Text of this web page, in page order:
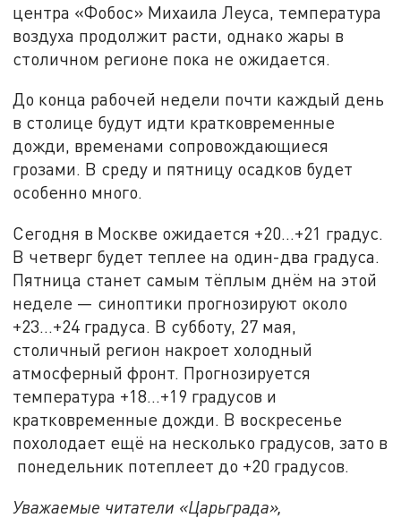
центра «Фобос» Михаила Леуса, температура
воздуха продолжит расти, однако жары в
столичном регионе пока не ожидается.
До конца рабочей недели почти каждый день
в столице будут идти кратковременные
дожди, временами сопровождающиеся
грозами. В среду и пятницу осадков будет
особенно много.
Сегодня в Москве ожидается +20...+21 градус.
В четверг будет теплее на один-два градуса.
Пятница станет самым тёплым днём на этой
неделе — синоптики прогнозируют около
+23...+24 градуса. В субботу, 27 мая,
столичный регион накроет холодный
атмосферный фронт. Прогнозируется
температура +18...+19 градусов и
кратковременные дожди. В воскресенье
похолодает ещё на несколько градусов, зато в
понедельник потеплеет до +20 градусов.
Уважаемые читатели «Царьграда»,